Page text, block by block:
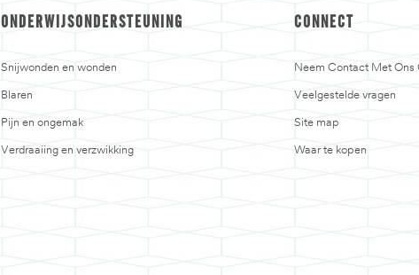
ONDERWIJSONDERSTEUNING
Snijwonden en wonden
Blaren
Pijn en ongemak
Verdraaiing en verzwikking
CONNECT
Neem Contact Met Ons
Veelgestelde vragen
Site map
Waar te kopen